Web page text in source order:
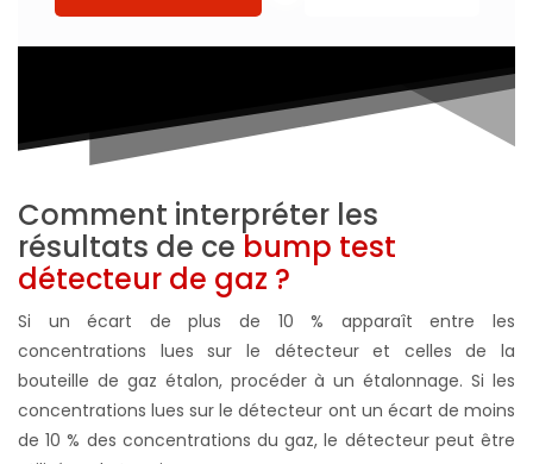
Comment interpréter les
résultats de ce bump test
détecteur de gaz ?
Si un écart de plus de 10 % apparaît entre les
concentrations lues sur le détecteur et celles de la
bouteille de gaz étalon, procéder à un étalonnage. Si les
concentrations lues sur le détecteur ont un écart de moins
de 10 % des concentrations du gaz, le détecteur peut être